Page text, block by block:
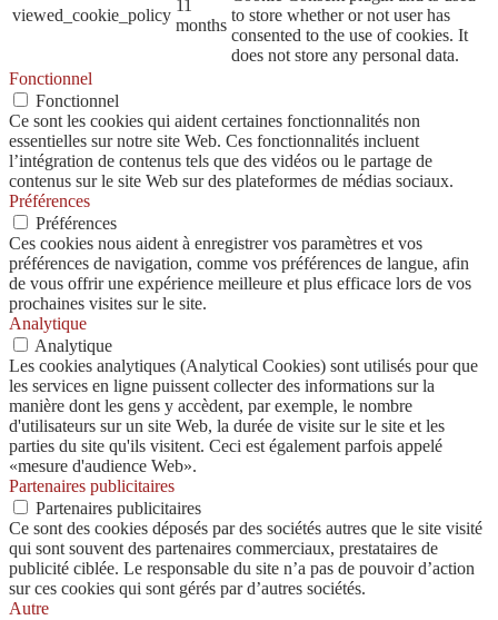
viewed_cookie_policy
11
months
to store whether or not user has
consented to the use of cookies. It
does not store any personal data.
Fonctionnel
Fonctionnel
Ce sont les cookies qui aident certaines fonctionnalités non
essentielles sur notre site Web. Ces fonctionnalités incluent
l’intégration de contenus tels que des vidéos ou le partage de
contenus sur le site Web sur des plateformes de médias sociaux.
Préférences
Préférences
Ces cookies nous aident à enregistrer vos paramètres et vos
préférences de navigation, comme vos préférences de langue, afin
de vous offrir une expérience meilleure et plus efficace lors de vos
prochaines visites sur le site.
Analytique
Analytique
Les cookies analytiques (Analytical Cookies) sont utilisés pour que
les services en ligne puissent collecter des informations sur la
manière dont les gens y accèdent, par exemple, le nombre
d'utilisateurs sur un site Web, la durée de visite sur le site et les
parties du site qu'ils visitent. Ceci est également parfois appelé
«mesure d'audience Web».
Partenaires publicitaires
Partenaires publicitaires
Ce sont des cookies déposés par des sociétés autres que le site visité
qui sont souvent des partenaires commerciaux, prestataires de
publicité ciblée. Le responsable du site n’a pas de pouvoir d’action
sur ces cookies qui sont gérés par d’autres sociétés.
Autre